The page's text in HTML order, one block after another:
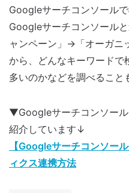
Googleサーチコンソール
Googleサーチコンソール
ャンペーン」→「オーガニ
から、どんなキーワードで
多いのかなどを調べること
▼Googleサーチコンソール
紹介しています↓
【Googleサーチコンソー
ィクス連携方法